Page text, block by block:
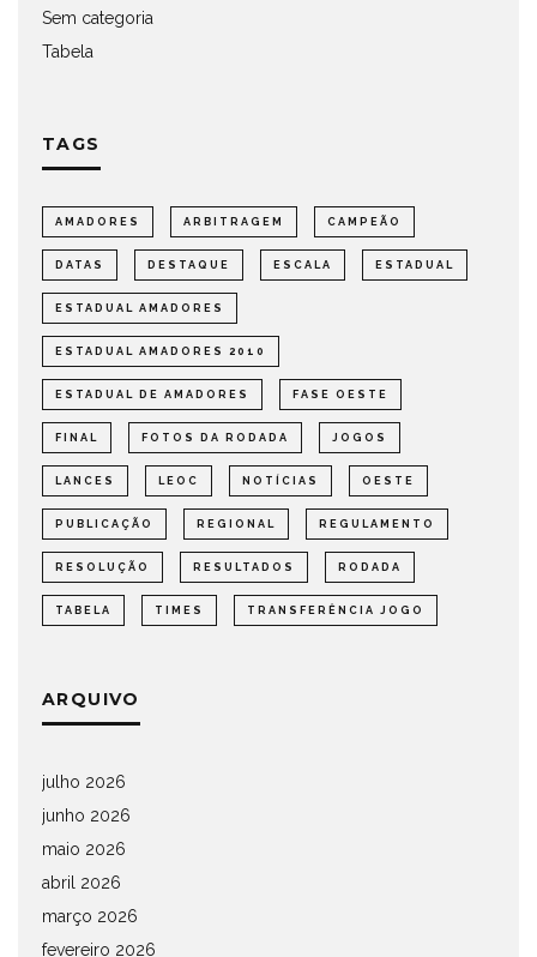
Sem categoria
Tabela
TAGS
AMADORES ARBITRAGEM CAMPEÃO
DATAS DESTAQUE ESCALA ESTADUAL
ESTADUAL AMADORES
ESTADUAL AMADORES 2010
ESTADUAL DE AMADORES FASE OESTE
FINAL FOTOS DA RODADA JOGOS
LANCES LEOC NOTÍCIAS OESTE
PUBLICAÇÃO REGIONAL REGULAMENTO
RESOLUÇÃO RESULTADOS RODADA
TABELA TIMES TRANSFERÊNCIA JOGO
ARQUIVO
julho 2026
junho 2026
maio 2026
abril 2026
março 2026
fevereiro 2026